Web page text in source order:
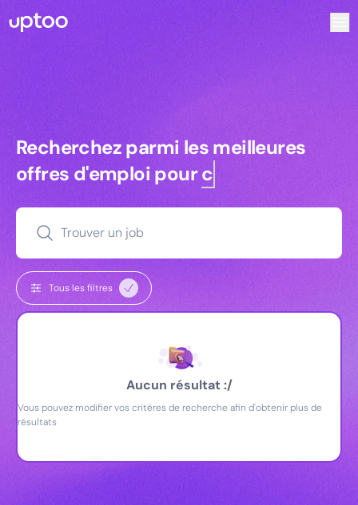
Recherchez parmi les meilleures
Recherchez parmi les meilleures
offres d'emploi pourcommerciaux
Trouver un job
Tous les filtres
Aucun résultat :/
Vous pouvez modifier vos critères de recherche afin d'obtenir plus de
résultats